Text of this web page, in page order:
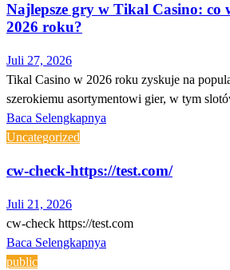
Najlepsze gry w Tikal Casino: co
2026 roku?
Juli 27, 2026
Tikal Casino w 2026 roku zyskuje na
szerokiemu asortymentowi gier, w tym
Baca Selengkapnya
Uncategorized
cw-check-https://test.com/
Juli 21, 2026
cw-check https://test.com
Baca Selengkapnya
public